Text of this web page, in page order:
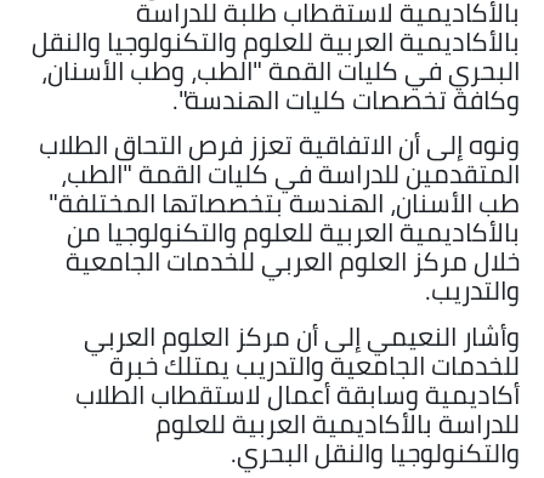
بالأكاديمية لاستقطاب طلبة للدراسة
بالأكاديمية العربية للعلوم والتكنولوجيا والنقل
البحري في كليات القمة "الطب، وطب الأسنان،
وكافة تخصصات كليات الهندسة".
ونوه إلى أن الاتفاقية تعزز فرص التحاق الطلاب
المتقدمين للدراسة في كليات القمة "الطب،
طب الأسنان، الهندسة بتخصصاتها المختلفة"
بالأكاديمية العربية للعلوم والتكنولوجيا من
خلال مركز العلوم العربي للخدمات الجامعية
والتدريب.
وأشار النعيمي إلى أن مركز العلوم العربي
للخدمات الجامعية والتدريب يمتلك خبرة
أكاديمية وسابقة أعمال لاستقطاب الطلاب
للدراسة بالأكاديمية العربية للعلوم
والتكنولوجيا والنقل البحري.